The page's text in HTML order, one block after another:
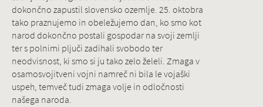
dokončno zapustil slovensko ozemlje. 25. oktobra
tako praznujemo in obeležujemo dan, ko smo kot
narod dokončno postali gospodar na svoji zemlji
ter s polnimi pljuči zadihali svobodo ter
neodvisnost, ki smo si ju tako zelo želeli. Zmaga v
osamosvojitveni vojni namreč ni bila le vojaški
uspeh, temveč tudi zmaga volje in odločnosti
našega naroda.